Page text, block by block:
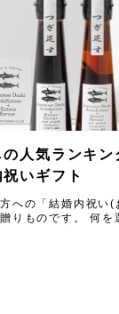
人気ランキ
いギフト
への「結婚内祝い
りものです。 何を